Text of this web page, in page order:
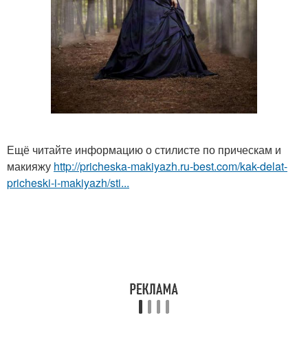
Ещё читайте информацию о стилисте по прическам и
макияжу http://pricheska-makiyazh.ru-best.com/kak-delat-
pricheski-i-makiyazh/sti...